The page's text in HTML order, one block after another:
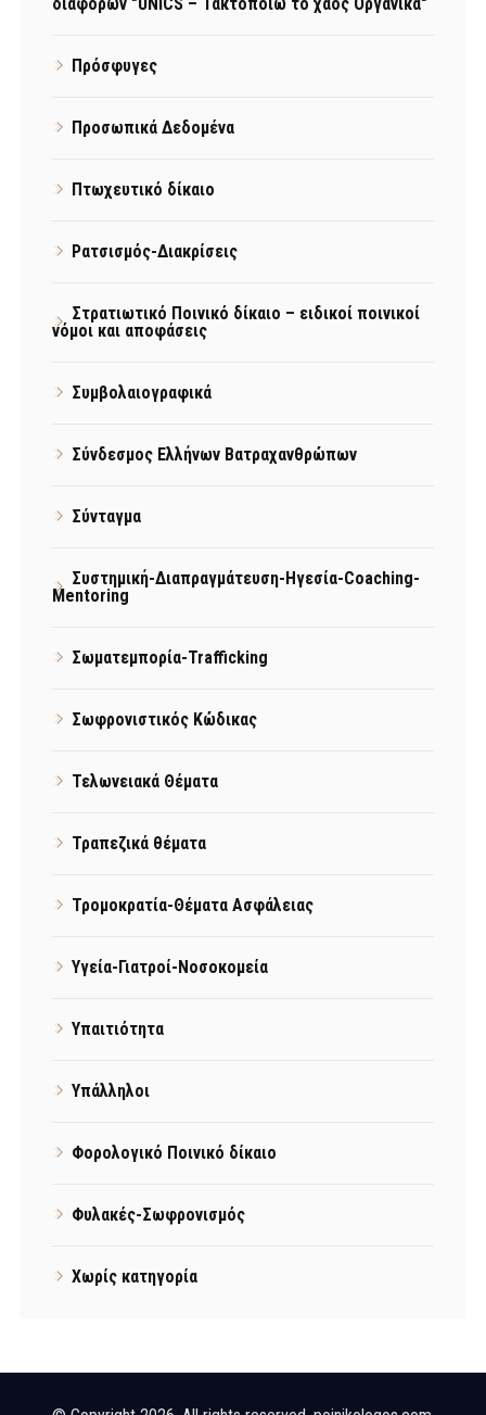
Πρόσφυγες
Προσωπικά Δεδομένα
Πτωχευτικό δίκαιο
Ρατσισμός-Διακρίσεις
Στρατιωτικό Ποινικό δίκαιο – ειδικοί ποινικοί
νόμοι και αποφάσεις
Συμβολαιογραφικά
Σύνδεσμος Ελλήνων Βατραχανθρώπων
Σύνταγμα
Συστημική-Διαπραγμάτευση-Ηγεσία-Coaching-
Mentoring
Σωματεμπορία-Trafficking
Σωφρονιστικός Κώδικας
Τελωνειακά Θέματα
Τραπεζικά θέματα
Τρομοκρατία-Θέματα Ασφάλειας
Υγεία-Γιατροί-Νοσοκομεία
Υπαιτιότητα
Υπάλληλοι
Φορολογικό Ποινικό δίκαιο
Φυλακές-Σωφρονισμός
Χωρίς κατηγορία